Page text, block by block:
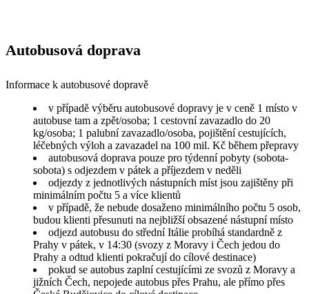
Autobusová doprava
Informace k autobusové dopravě
v případě výběru autobusové dopravy je v ceně 1 místo v
autobuse tam a zpět/osoba; 1 cestovní zavazadlo do 20
kg/osoba; 1 palubní zavazadlo/osoba, pojištění cestujících,
léčebných výloh a zavazadel na 100 mil. Kč během přepravy
autobusová doprava pouze pro týdenní pobyty (sobota-
sobota) s odjezdem v pátek a příjezdem v neděli
odjezdy z jednotlivých nástupních míst jsou zajištěny při
minimálním počtu 5 a více klientů
v případě, že nebude dosaženo minimálního počtu 5 osob,
budou klienti přesunuti na nejbližší obsazené nástupní místo
odjezd autobusu do střední Itálie probíhá standardně z
Prahy v pátek, v 14:30 (svozy z Moravy i Čech jedou do
Prahy a odtud klienti pokračují do cílové destinace)
pokud se autobus zaplní cestujícími ze svozů z Moravy a
jižních Čech, nepojede autobus přes Prahu, ale přímo přes